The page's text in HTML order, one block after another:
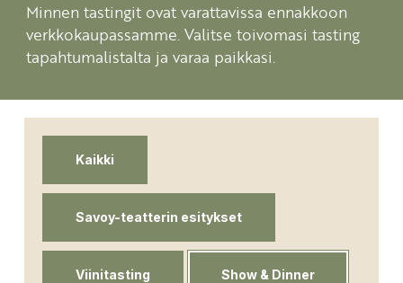
Minnen tastingit ovat varattavissa ennakkoon
verkkokaupassamme. Valitse toivomasi tasting
tapahtumalistalta ja varaa paikkasi.
Kaikki
Savoy-teatterin esitykset
Viinitasting Show & Dinner